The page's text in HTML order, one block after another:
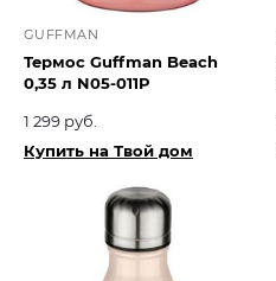
GUFFMAN
Термос Guffman Beach
0,35 л N05-011P
1 299 руб.
Купить на Твой дом